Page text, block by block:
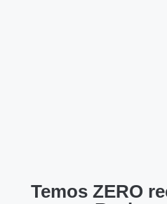
Temos ZERO